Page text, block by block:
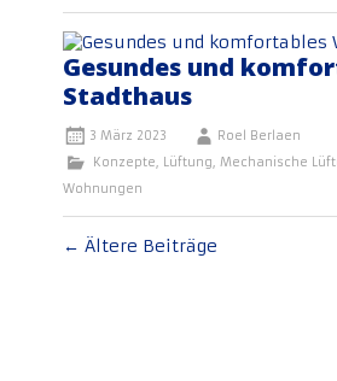
Gesundes und
Stadthaus
3 März 2023
Roel Berlaen
Konzepte, Lüftung, Mechanische
Wohnungen
Beitragsnavigation
← Ältere Beiträge